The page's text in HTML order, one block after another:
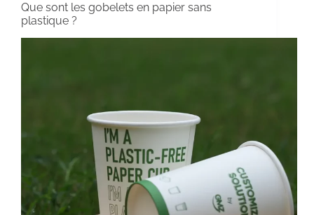
Que sont les gobelets en papier sans
plastique ?